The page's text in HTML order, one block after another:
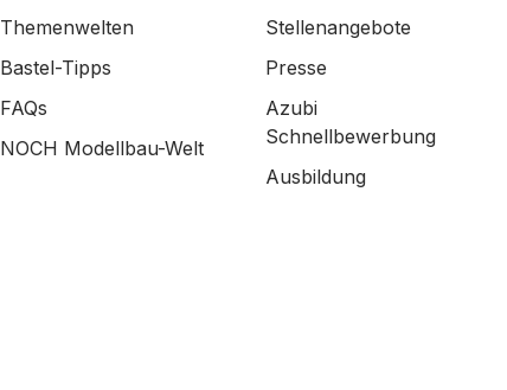
Themenwelten
Bastel-Tipps
FAQs
NOCH Modellbau-Welt
Stellenangebote
Presse
Azubi
Schnellbewerbung
Ausbildung